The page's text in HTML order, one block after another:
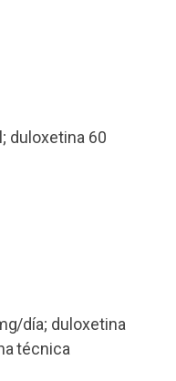
duloxetina 60
día; duloxetina
técnica